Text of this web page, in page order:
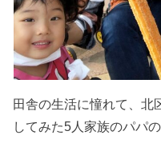
田舎の生活に憧れて、北
してみた5人家族のパパ